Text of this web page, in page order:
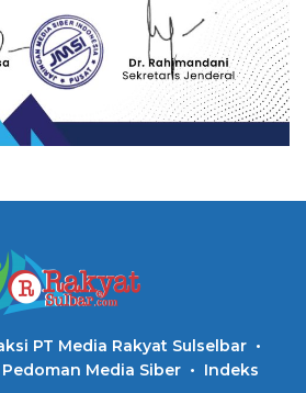
PT Media Rakyat Sulselbar
Pedoman Media Siber Indeks